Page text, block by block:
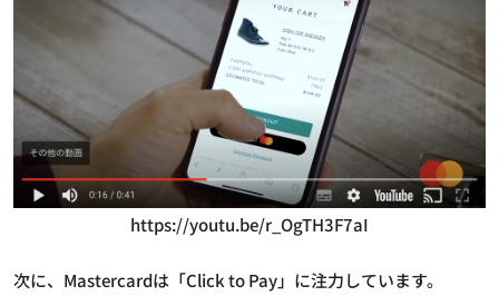
https://youtu.be/r_OgTH3F7aI
次に、Mastercardは「Click to Pay」に注力しています。